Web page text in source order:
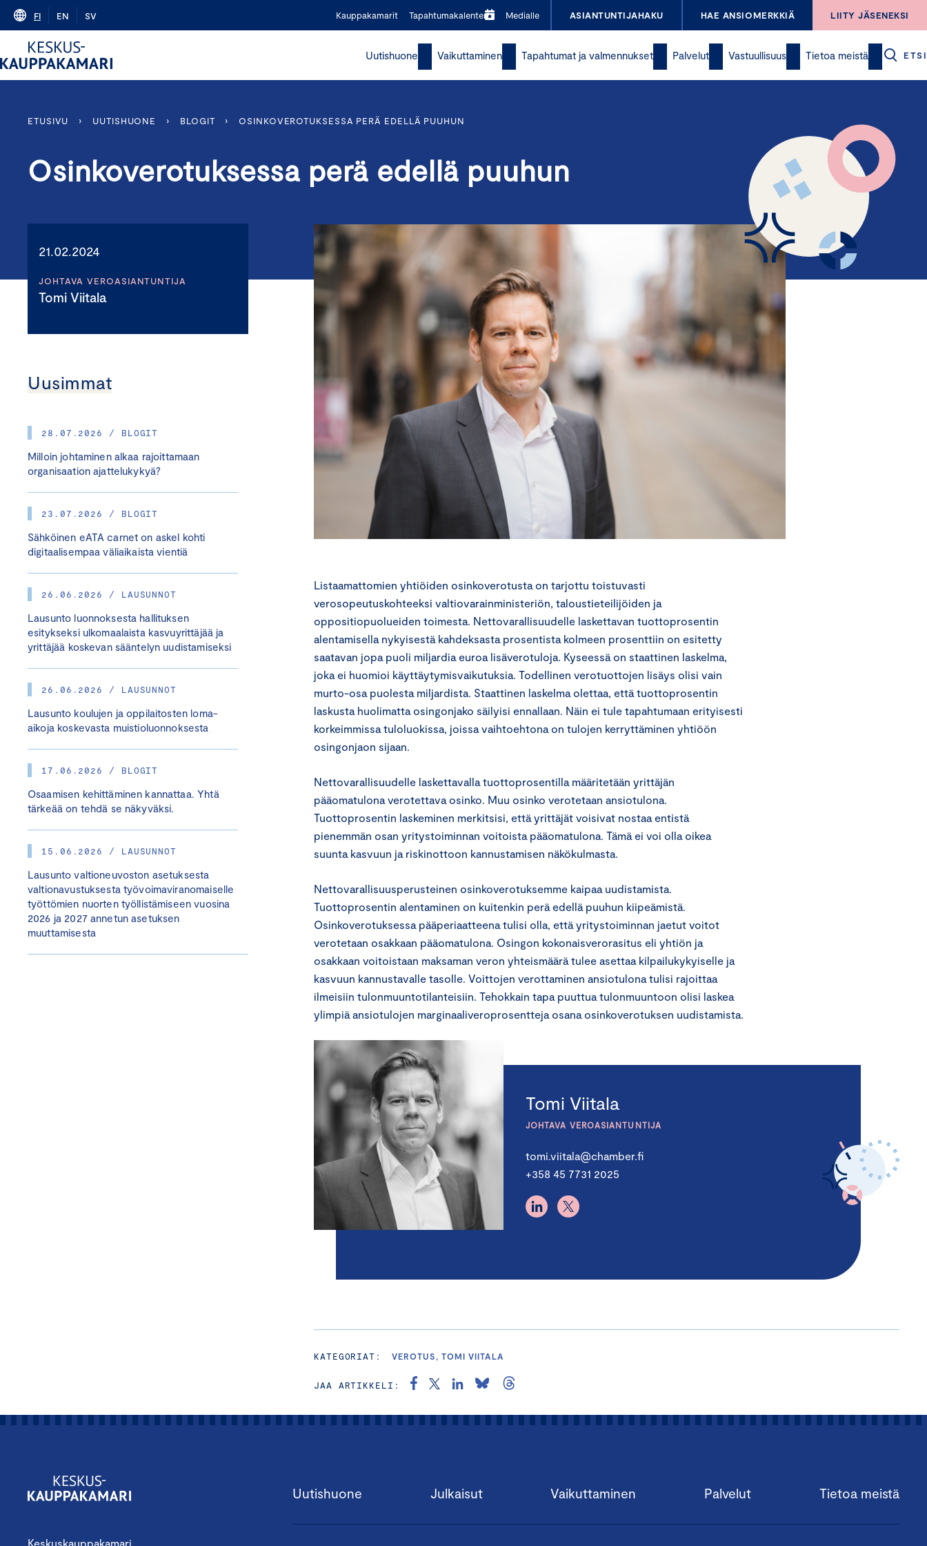
Skip
content
FI EN SV Kauppakamarit Tapahtumakalenteri Medialle ASIANTUNTIJAHAKU HAE ANSIOMERKKIÄ LIITY JÄSENEKSI
Uutishuone Vaikuttaminen Tapahtumat ja valmennukset Palvelut Vastuullisuus Tietoa meistä ETSI
ETUSIVU › UUTISHUONE › BLOGIT › OSINKOVEROTUKSESSA PERÄ EDELLÄ PUUHUN
Osinkoverotuksessa perä edellä puuhun
21.02.2024
JOHTAVA VEROASIANTUNTIJA
Tomi Viitala
Uusimmat
28.07.2026 / BLOGIT
Milloin johtaminen alkaa rajoittamaan
organisaation ajattelukykyä?
23.07.2026 / BLOGIT
Sähköinen eATA carnet on askel kohti
digitaalisempaa väliaikaista vientiä
26.06.2026 / LAUSUNNOT
Lausunto luonnoksesta hallituksen
esitykseksi ulkomaalaista kasvuyrittäjää ja
yrittäjää koskevan sääntelyn uudistamiseksi
26.06.2026 / LAUSUNNOT
Lausunto koulujen ja oppilaitosten loma-
aikoja koskevasta muistioluonnoksesta
17.06.2026 / BLOGIT
Osaamisen kehittäminen kannattaa. Yhtä
tärkeää on tehdä se näkyväksi.
15.06.2026 / LAUSUNNOT
Lausunto valtioneuvoston asetuksesta
valtionavustuksesta työvoimaviranomaiselle
työttömien nuorten työllistämiseen vuosina
2026 ja 2027 annetun asetuksen
muuttamisesta
Listaamattomien yhtiöiden osinkoverotusta on tarjottu toistuvasti
verosopeutuskohteeksi valtiovarainministeriön, taloustieteilijöiden ja
oppositiopuolueiden toimesta. Nettovarallisuudelle laskettavan tuottoprosentin
alentamisella nykyisestä kahdeksasta prosentista kolmeen prosenttiin on esitetty
saatavan jopa puoli miljardia euroa lisäverotuloja. Kyseessä on staattinen laskelma,
joka ei huomioi käyttäytymisvaikutuksia. Todellinen verotuottojen lisäys olisi vain
murto-osa puolesta miljardista. Staattinen laskelma olettaa, että tuottoprosentin
laskusta huolimatta osingonjako säilyisi ennallaan. Näin ei tule tapahtumaan erityisesti
korkeimmissa tuloluokissa, joissa vaihtoehtona on tulojen kerryttäminen yhtiöön
osingonjaon sijaan.
Nettovarallisuudelle laskettavalla tuottoprosentilla määritetään yrittäjän
pääomatulona verotettava osinko. Muu osinko verotetaan ansiotulona.
Tuottoprosentin laskeminen merkitsisi, että yrittäjät voisivat nostaa entistä
pienemmän osan yritystoiminnan voitoista pääomatulona. Tämä ei voi olla oikea
suunta kasvuun ja riskinottoon kannustamisen näkökulmasta.
Nettovarallisuusperusteinen osinkoverotuksemme kaipaa uudistamista.
Tuottoprosentin alentaminen on kuitenkin perä edellä puuhun kiipeämistä.
Osinkoverotuksessa pääperiaatteena tulisi olla, että yritystoiminnan jaetut voitot
verotetaan osakkaan pääomatulona. Osingon kokonaisverorasitus eli yhtiön ja
osakkaan voitoistaan maksaman veron yhteismäärä tulee asettaa kilpailukykyiselle ja
kasvuun kannustavalle tasolle. Voittojen verottaminen ansiotulona tulisi rajoittaa
ilmeisiin tulonmuuntotilanteisiin. Tehokkain tapa puuttua tulonmuuntoon olisi laskea
ylimpiä ansiotulojen marginaaliveroprosentteja osana osinkoverotuksen uudistamista.
Tomi Viitala
JOHTAVA VEROASIANTUNTIJA
tomi.viitala@chamber.fi
+358 45 7731 2025
KATEGORIAT: VEROTUS, TOMI VIITALA
JAA ARTIKKELI:
Keskuskauppakamari
Uutishuone Julkaisut Vaikuttaminen Palvelut Tietoa meistä